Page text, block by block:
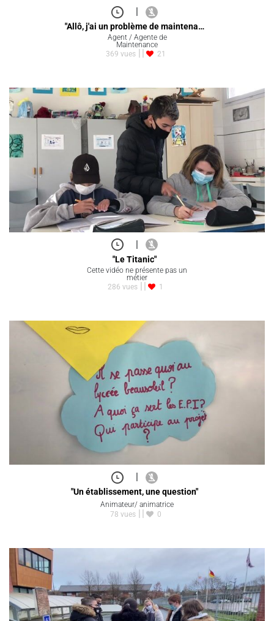
|
"Allô, j'ai un problème de maintena…
Agent / Agente de
Maintenance
369 vues
21
|
"Le Titanic"
Cette vidéo ne présente pas un
métier
286 vues
1
|
"Un établissement, une question"
Animateur/ animatrice
78 vues
0